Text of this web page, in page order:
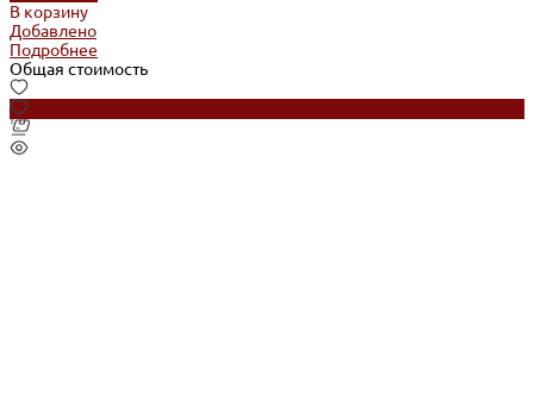
В корзину
Добавлено
Подробнее
Общая стоимость